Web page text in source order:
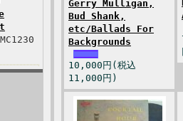
Gerry Mulligan,
Bud Shank,
etc/Ballads For
Backgrounds
10,000円(税込
11,000円)